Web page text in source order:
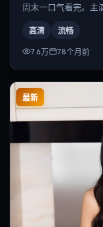
周末一口气看完。主
高清 流畅
7.6万 78个月前
最新